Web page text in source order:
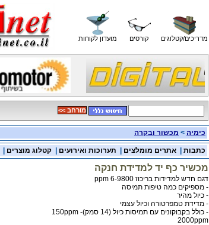
מועדון לקוחות קורסים מדריכים/קטלוגים
<< מורחב
כימיה > מכשור ובקרה
כתבות אתרים מומלצים תערוכות ואירועים קטלוג מוצרים
מכשיר כף יד למדידת חנקה
דגם חדש למדידות בריכוז 6-9800 ppm
- מספיקים כמה טיפות תמיסה
- כיול מהיר
- מדידת טמפרטורה וכיול עצמי
- כולל בקבוקונים עם תמיסות כיול (14 סמק)- 150ppm
2000ppm